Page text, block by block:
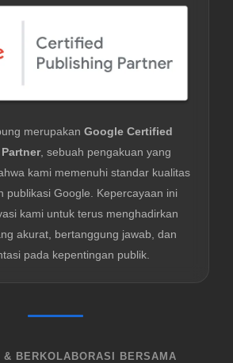
merupakan Google Certified
, sebuah pengakuan yang
kami memenuhi standar kualitas
publikasi Google. Kepercayaan ini
kami untuk terus menghadirkan
akurat, bertanggung jawab, dan
pada kepentingan publik.
& BERKOLABORASI BERSAMA